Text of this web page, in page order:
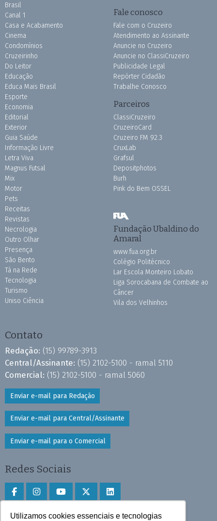
Utilizamos cookies essenciais e tecnologias
Brasil
Canal 1
Casa e Acabamento
Cinema
Condomínios
Cruzeirinho
Do Leitor
Educação
Educa Mais Brasil
Esporte
Economia
Editorial
Exterior
Guia Saúde
Informação Livre
Letra Viva
Magnus Futsal
Mix
Motor
Pets
Receitas
Revistas
Necrologia
Outro Olhar
Presença
São Bento
Tá na Rede
Tecnologia
Turismo
Uniso Ciência
Fale conosco
Fale com o Cruzeiro
Atendimento ao Assinante
Anuncie no Cruzeiro
Anuncie no ClassiCruzeiro
Publicidade Legal
Repórter Cidadão
Trabalhe Conosco
Parceiros
ClassiCruzeiro
CruzeiroCard
Cruzeiro FM 92.3
CruxLab
Grafsul
Depositphotos
Burh
Pink do Bem OSSEL
Fundação Ubaldino do
Amaral
www.fua.org.br
Colégio Politécnico
Lar Escola Monteiro Lobato
Liga Sorocabana de Combate ao
Câncer
Vila dos Velhinhos
Contato
Redação: (15) 99789-3913
Central/Assinante: (15) 2102-5100 - ramal 5110
Comercial: (15) 2102-5100 - ramal 5060
Enviar e-mail para Redação
Enviar e-mail para Central/Assinante
Enviar e-mail para o Comercial
Redes Sociais